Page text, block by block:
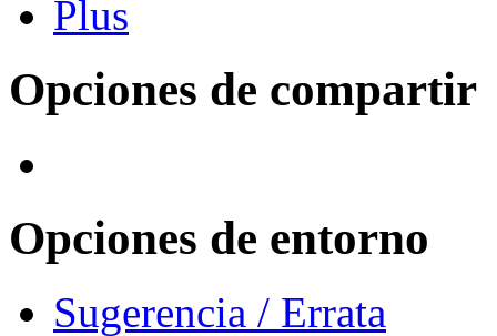
Opciones de compartir
Opciones de entorno
Sugerencia / Errata